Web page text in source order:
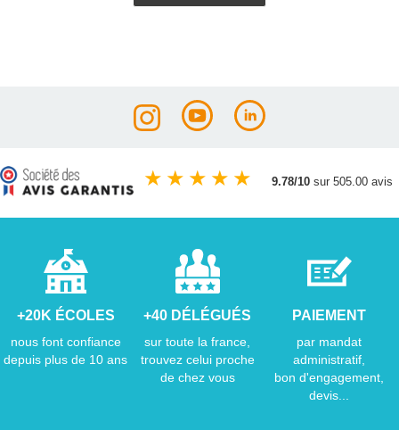
★ ★ ★ ★ ★ 9.78/10 sur 505.00 avis
+20K ÉCOLES
nous font confiance
depuis plus de 10 ans
+40 DÉLÉGUÉS
sur toute la france,
trouvez celui proche
de chez vous
PAIEMENT
par mandat
administratif,
bon d'engagement,
devis...